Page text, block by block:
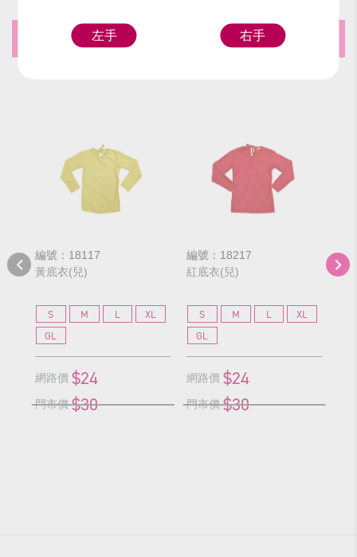
推薦商品
編號：18117
黃底衣(兒)
S M L
XL
GL
網路價 $24
門市價 $30
編號：18217
紅底衣(兒)
S M L
XL
GL
網路價 $24
門市價 $30
編
黑
左手 右手